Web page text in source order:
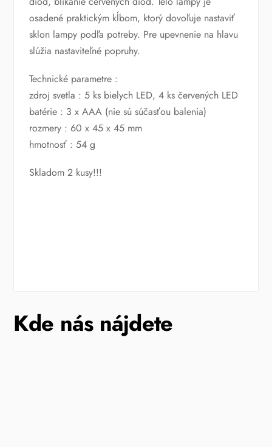
osadené praktickým kĺbom, ktorý dovoľuje nastaviť
sklon lampy podľa potreby. Pre upevnenie na hlavu
slúžia nastaviteľné popruhy.
Technické parametre :
zdroj svetla : 5 ks bielych LED, 4 ks červených LED
batérie : 3 x AAA (nie sú súčasťou balenia)
rozmery : 60 x 45 x 45 mm
hmotnosť : 54 g
Skladom 2 kusy!!!
Kde nás nájdete